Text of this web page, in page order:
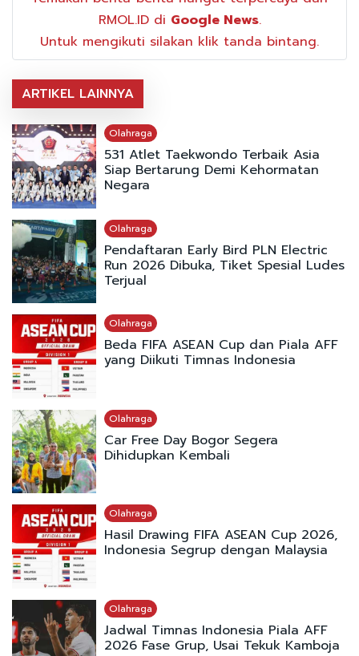
RMOL.ID di Google News.
Untuk mengikuti silakan klik tanda bintang.
ARTIKEL LAINNYA
Olahraga
531 Atlet Taekwondo Terbaik Asia
Siap Bertarung Demi Kehormatan
Negara
Olahraga
Pendaftaran Early Bird PLN Electric
Run 2026 Dibuka, Tiket Spesial Ludes
Terjual
Olahraga
Beda FIFA ASEAN Cup dan Piala AFF
yang Diikuti Timnas Indonesia
Olahraga
Car Free Day Bogor Segera
Dihidupkan Kembali
Olahraga
Hasil Drawing FIFA ASEAN Cup 2026,
Indonesia Segrup dengan Malaysia
Olahraga
Jadwal Timnas Indonesia Piala AFF
2026 Fase Grup, Usai Tekuk Kamboja